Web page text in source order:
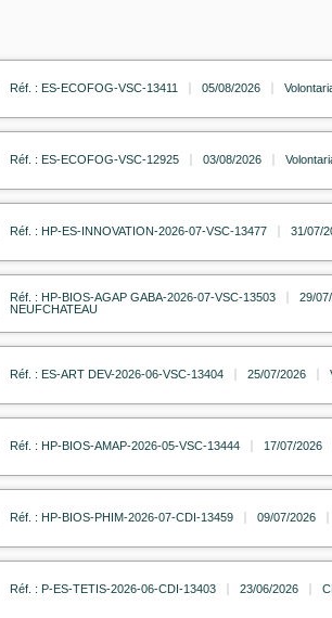
Réf. : ES-ECOFOG-VSC-13411 05/08/2026
Réf. : ES-ECOFOG-VSC-12925 03/08/2026
Réf. : HP-ES-INNOVATION-2026-07-VSC-13477 31/07/
Réf. : HP-BIOS-AGAP GABA-2026-07-VSC-13503 29/
NEUFCHATEAU
Réf. : ES-ART DEV-2026-06-VSC-13404 25/07/2026
Réf. : HP-BIOS-AMAP-2026-05-VSC-13444 17/07/2026
Réf. : HP-BIOS-PHIM-2026-07-CDI-13459 09/07/2026
Réf. : P-ES-TETIS-2026-06-CDI-13403 23/06/2026